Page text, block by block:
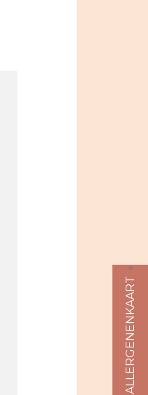
ALLERGENENKAART